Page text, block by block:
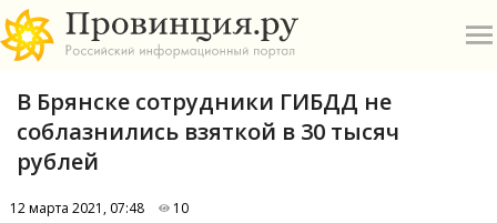
В Брянске сотрудники ГИБДД не
соблазнились взяткой в 30 тысяч
рублей
12 марта 2021, 07:48 10